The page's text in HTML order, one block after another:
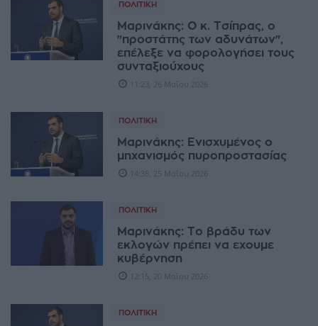
ΠΟΛΙΤΙΚΉ
Μαρινάκης: Ο κ. Τσίπρας, ο
"προστάτης των αδυνάτων",
επέλεξε να φορολογήσει τους
συνταξιούχους
11:23, 26 Μαΐου 2026
ΠΟΛΙΤΙΚΉ
Μαρινάκης: Ενισχυμένος ο
μηχανισμός πυροπροστασίας
14:38, 25 Μαΐου 2026
ΠΟΛΙΤΙΚΉ
Μαρινάκης: Το βράδυ των
εκλογών πρέπει να εχουμε
κυβέρνηση
12:15, 20 Μαΐου 2026
ΠΟΛΙΤΙΚΉ